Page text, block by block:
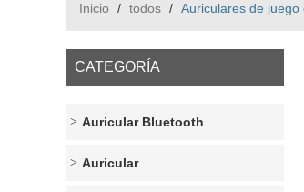
Inicio / todos / Auriculares de juego
CATEGORÍA
Auricular Bluetooth
Auricular